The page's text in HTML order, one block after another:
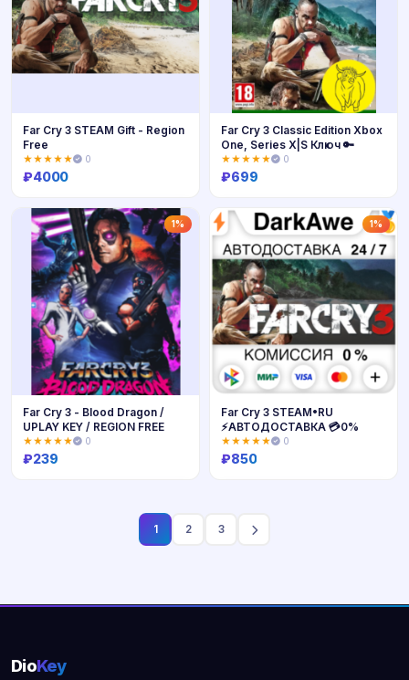
Купить
Far Cry 3 STEAM Gift - Region
Free
★★★★★ 0
₽4000
Купить
Far Cry 3 Classic Edition Xbox
One, Series X|S Ключ 🔑
★★★★★ 0
₽699
1%
Far Cry 3 - Blood Dragon /
UPLAY KEY / REGION FREE
★★★★★ 0
₽239
1%
Far Cry 3 STEAM•RU
⚡️АВТОДОСТАВКА 💳0%
★★★★★ 0
₽850
1 2 3
DioKey